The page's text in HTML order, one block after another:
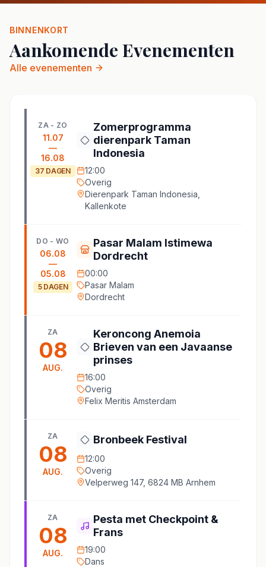
BINNENKORT
Aankomende Evenementen
Alle evenementen
ZA - ZO
11.07
—
16.08
37 DAGEN
Zomerprogramma
dierenpark Taman
Indonesia
12:00
Overig
Dierenpark Taman Indonesia,
Kallenkote
DO - WO
06.08
—
05.08
5DAGEN
Pasar Malam Istimewa
Dordrecht
00:00
Pasar Malam
Dordrecht
ZA
08
AUG.
Keroncong Anemoia
Brieven van een Javaanse
prinses
16:00
Overig
Felix Meritis Amsterdam
ZA
08
AUG.
Bronbeek Festival
12:00
Overig
Velperweg 147, 6824 MB Arnhem
ZA
08
AUG.
Pesta met Checkpoint &
Frans
19:00
Dans